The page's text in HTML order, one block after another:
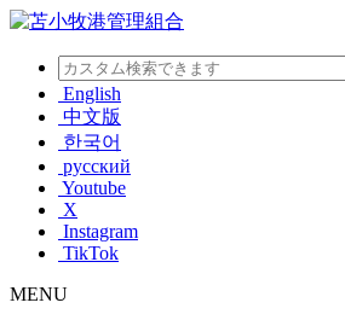
English
中文版
한국어
русский
Youtube
X
Instagram
TikTok
MENU